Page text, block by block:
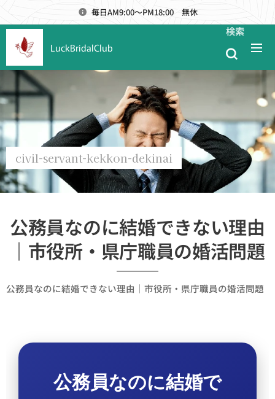
毎日AM9:00～PM18:00 無休
LuckBridalClub
検索
civil-servant-kekkon-dekinai
公務員なのに結婚できない理由
｜市役所・県庁職員の婚活問題
公務員なのに結婚できない理由｜市役所・県庁職員の婚活問題
公務員なのに結婚で